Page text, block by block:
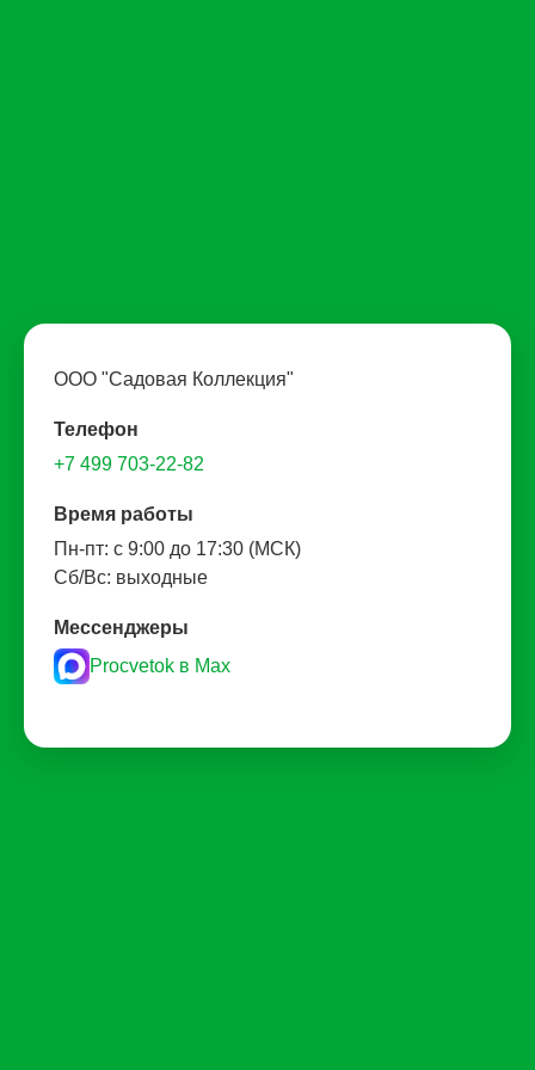
ООО "Садовая Коллекция"
Телефон
+7 499 703-22-82
Время работы
Пн-пт: с 9:00 до 17:30 (МСК)
Сб/Вс: выходные
Мессенджеры
Procvetok в Max